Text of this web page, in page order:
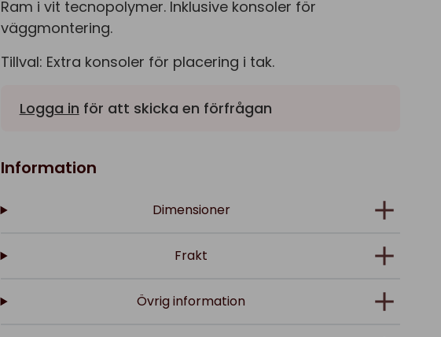
Ram i vit tecnopolymer. Inklusive konsoler för
väggmontering.
Tillval: Extra konsoler för placering i tak.
Logga in för att skicka en förfrågan
Information
Dimensioner
Frakt
Övrig information